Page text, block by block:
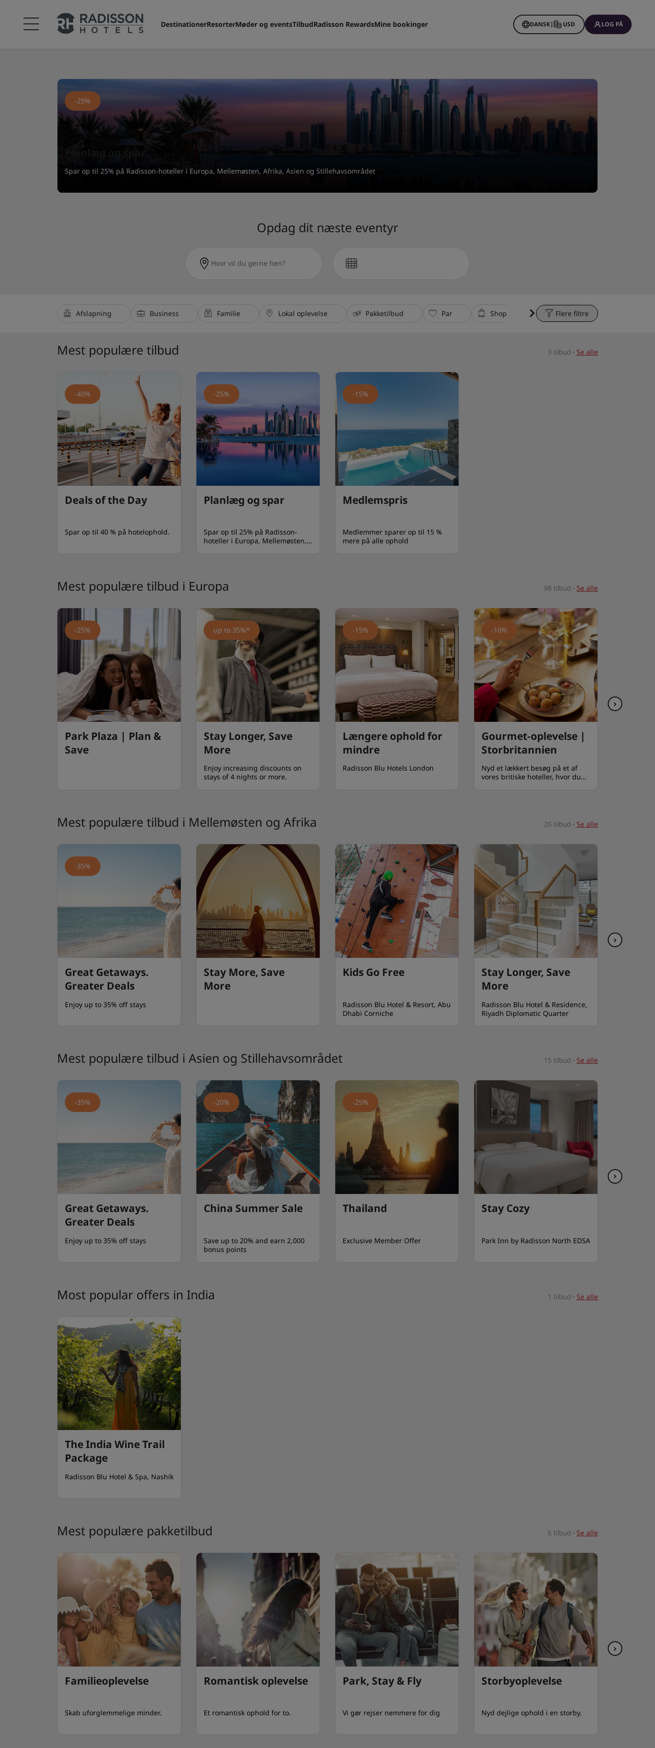
DestinationerResorterMøder og eventsTilbudRadisson RewardsMine bookinger DANSK| USD LOG PÅ
-25%
Spar op til 25% på Radisson-hoteller i Europa, Mellemøsten, Afrika, Asien og Stillehavsområdet
Opdag dit næste eventyr
Afslapning Business Familie Lokal oplevelse Pakketilbud Par Shopping Sidste øjeblik
Flere filtre
Mest populære tilbud 3 tilbud · Se alle
-40%
Deals of the Day
Spar op til 40 % på hotelophold.
-25%
Planlæg og spar
Spar op til 25% på Radisson-
hoteller i Europa, Mellemøsten,
-15%
Medlemspris
Medlemmer sparer op til 15 %
mere på alle ophold
Mest populære tilbud i Europa 98 tilbud · Se alle
-25%
Park Plaza | Plan &
Save
up to 35%*
Stay Longer, Save
More
Enjoy increasing discounts on
stays of 4 nights or more.
-15%
Længere ophold for
mindre
Radisson Blu Hotels London
-10%
Gourmet-oplevelse |
Storbritannien
Nyd et lækkert besøg på et af
vores britiske hoteller, hvor du
Mest populære tilbud i Mellemøsten og Afrika 26 tilbud · Se alle
-35%
Great Getaways.
Greater Deals
Enjoy up to 35% off stays
Stay More, Save
More
Kids Go Free
Radisson Blu Hotel & Resort, Abu
Dhabi Corniche
Stay Longer, Save
More
Radisson Blu Hotel & Residence,
Riyadh Diplomatic Quarter
Mest populære tilbud i Asien og Stillehavsområdet 15 tilbud · Se alle
-35%
Great Getaways.
Greater Deals
Enjoy up to 35% off stays
-20%
China Summer Sale
Save up to 20% and earn 2,000
bonus points
-25%
Thailand
Exclusive Member Offer
Stay Cozy
Park Inn by Radisson North EDSA
Most popular offers in India 1 tilbud · Se alle
The India Wine Trail
Package
Radisson Blu Hotel & Spa, Nashik
Mest populære pakketilbud 6 tilbud · Se alle
Familieoplevelse
Skab uforglemmelige minder.
Romantisk oplevelse
Et romantisk ophold for to.
Park, Stay & Fly
Vi gør rejser nemmere for dig
Storbyoplevelse
Nyd dejlige ophold i en storby.